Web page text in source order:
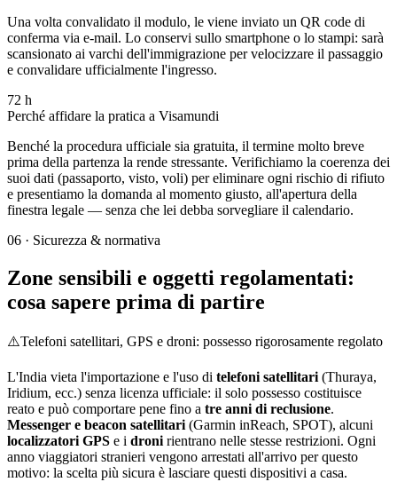
Una volta convalidato il modulo, le viene inviato un QR code di
conferma via e-mail. Lo conservi sullo smartphone o lo stampi: sarà
scansionato ai varchi dell'immigrazione per velocizzare il passaggio
e convalidare ufficialmente l'ingresso.
72 h
Perché affidare la pratica a Visamundi
Benché la procedura ufficiale sia gratuita, il termine molto breve
prima della partenza la rende stressante. Verifichiamo la coerenza dei
suoi dati (passaporto, visto, voli) per eliminare ogni rischio di rifiuto
e presentiamo la domanda al momento giusto, all'apertura della
finestra legale — senza che lei debba sorvegliare il calendario.
06 · Sicurezza & normativa
Zone sensibili e oggetti regolamentati:
cosa sapere prima di partire
⚠️Telefoni satellitari, GPS e droni: possesso rigorosamente regolato
L'India vieta l'importazione e l'uso di telefoni satellitari(Thuraya,
Iridium, ecc.) senza licenza ufficiale: il solo possesso costituisce
reato e può comportare pene fino a tre anni di reclusione.
Messenger e beacon satellitari(Garmin inReach, SPOT), alcuni
localizzatori GPS e i dronirientrano nelle stesse restrizioni. Ogni
anno viaggiatori stranieri vengono arrestati all'arrivo per questo
motivo: la scelta più sicura è lasciare questi dispositivi a casa.